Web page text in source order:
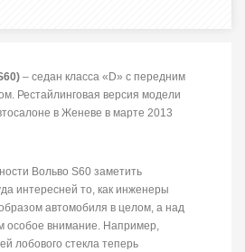
– седан класса «D» с передним
Рестайлинговая версия модели
в Женеве в марте 2013
Вольво S60 заметить
интересней то, как инженеры
автомобиля в целом, а над
особое внимание. Например,
лобового стекла теперь